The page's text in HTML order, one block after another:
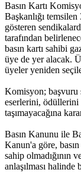
Basın Kartı
Başkanlığı
gösteren
tarafından
basın kartı sahibi
üye de yer alacak.
üyeler yeniden
Komisyon; başvuru
eserlerini, ödüllerini
taşımayacağına
Basın Kanunu ile
Kanun'a göre,
sahip olmadığının
anlaşılması halinde